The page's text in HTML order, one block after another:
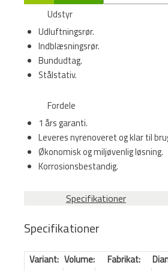
Udstyr
Udluftningsrør.
Indblæsningsrør.
Bundudtag.
Stålstativ.
Fordele
1 års garanti.
Leveres nyrenoveret og klar til
Økonomisk og miljøvenlig løsning.
Korrosionsbestandig.
Specifikationer
Specifikationer
Variant: Volume: Fabrikat: